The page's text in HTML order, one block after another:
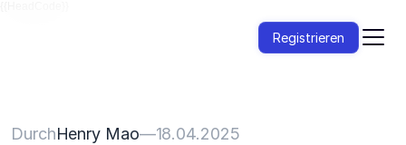
Registrieren
DurchHenry Mao—18.04.2025